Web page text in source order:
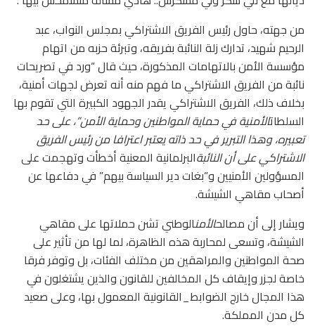
من جهته، حاول رئيس الفريق الاشتراكي بمجلس النواب، عبد
الرحيم شهيد، تدارك زلة النائبة بفريقه، وتبرئة حزبه من اتهام
مؤسسة الأمن بالاتهامات المذكورة، حيث قال “ورد في تصريحات
نائبة من الفريق الاشتراكي ما فهم منه أنه تعرض لجهات أمنية،
بخلاف ذلك، الفريق الاشتراكي يقدر الجهود الكبيرة التي تقوم بها
السلطاتالأمنية في حماية المواطنين وحماية الأمن”، على حد
تعبيره، وهذا التبرير في حد ذاته يعتبر اعترافا من رئيس الفريق
الاشتراكي على أن النائبةالبرلمانية المعنية أخطأت وتهجمت على
المسؤولين الأمنيين و”بغات دير السياسة بيهم” في دفاعها عن
أصحاب مقاهي الشيشة.
ويشار إلى أن مصالحالأمنالوطني تشن حملاتها على مقاهي
الشيشة، وتسعى لمحاربة هذه الظاهرة، لما لها من تأثير على
صحة المواطنين والمراهقين من مختلف الفئات، بل وتوفر فرقا
خاصة لجزر وإيقاف كل المخالفين للقانون والذين يشتغلون في
هذا المجال خارج الضوابط_القانونية المعمول بها، وعلى صعيد
كل مدن المملكة.